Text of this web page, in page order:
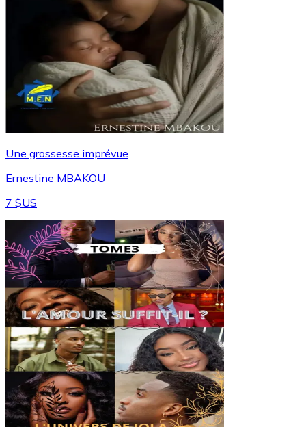
Une grossesse imprévue
Ernestine MBAKOU
7 $US